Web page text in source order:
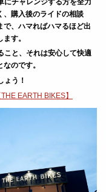
、購入後のライドの相談
、ハマればハマるほど出
す。
こと、それは安心して快適
のです。
う！
THE EARTH BIKES】